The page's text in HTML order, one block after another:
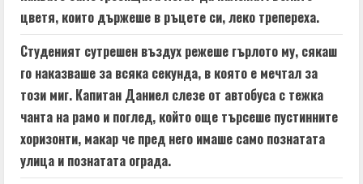
d
i
n
g
цветя, които държеше в ръцете си, леко трепереха.
Студеният сутрешен въздух режеше гърлото му, сякаш
го наказваше за всяка секунда, в която е мечтал за
този миг. Капитан Даниел слезе от автобуса с тежка
чанта на рамо и поглед, който още търсеше пустинните
хоризонти, макар че пред него имаше само познатата
улица и познатата ограда.